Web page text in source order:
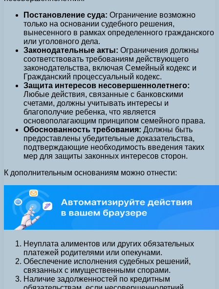
Постановление суда: Ограничение возможно
только на основании судебного решения,
вынесенного в рамках определенного гражданского
или уголовного дела.
Законодательные акты: Ограничения должны
соответствовать требованиям действующего
законодательства, включая Семейный кодекс и
Гражданский процессуальный кодекс.
Защита интересов несовершеннолетнего:
Любые действия, связанные с банковскими
счетами, должны учитывать интересы и
благополучие ребенка, что является
основополагающим принципом семейного права.
Обоснованность требования: Должны быть
предоставлены убедительные доказательства,
подтверждающие необходимость введения таких
мер для защиты законных интересов сторон.
К дополнительным основаниям можно отнести:
Неуплата алиментов или других обязательных
платежей родителями или опекунами.
Обеспечение исполнения судебных решений,
связанных с имущественными спорами.
Наличие задолженностей по кредитным